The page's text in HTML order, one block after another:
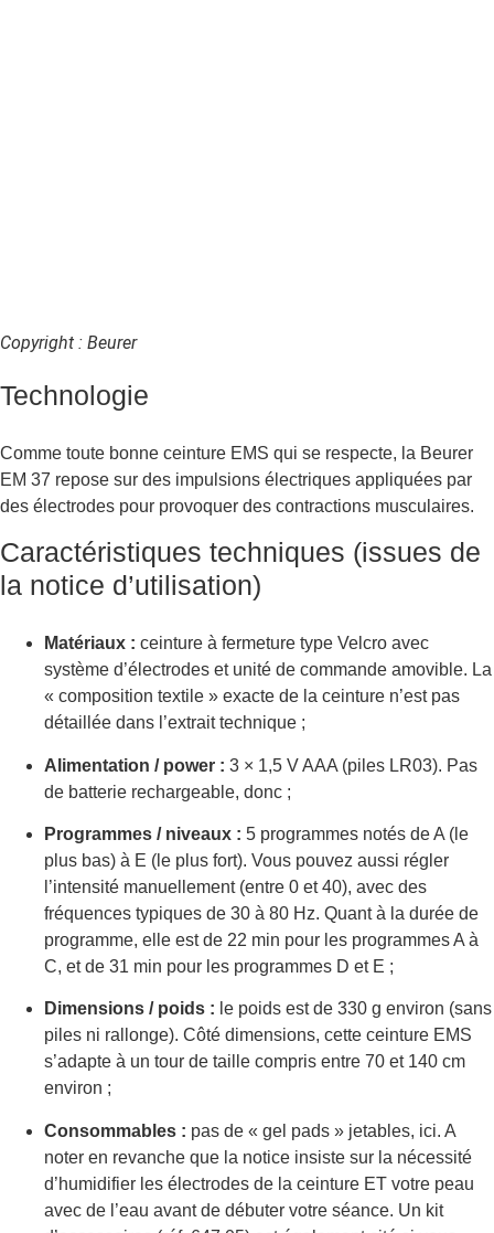
Copyright : Beurer
Technologie
Comme toute bonne ceinture EMS qui se respecte, la Beurer
EM 37 repose sur des impulsions électriques appliquées par
des électrodes pour provoquer des contractions musculaires.
Caractéristiques techniques (issues de
la notice d’utilisation)
Matériaux : ceinture à fermeture type Velcro avec
système d’électrodes et unité de commande amovible. La
« composition textile » exacte de la ceinture n’est pas
détaillée dans l’extrait technique ;
Alimentation / power : 3 × 1,5 V AAA (piles LR03). Pas
de batterie rechargeable, donc ;
Programmes / niveaux : 5 programmes notés de A (le
plus bas) à E (le plus fort). Vous pouvez aussi régler
l’intensité manuellement (entre 0 et 40), avec des
fréquences typiques de 30 à 80 Hz. Quant à la durée de
programme, elle est de 22 min pour les programmes A à
C, et de 31 min pour les programmes D et E ;
Dimensions / poids : le poids est de 330 g environ (sans
piles ni rallonge). Côté dimensions, cette ceinture EMS
s’adapte à un tour de taille compris entre 70 et 140 cm
environ ;
Consommables : pas de « gel pads » jetables, ici. A
noter en revanche que la notice insiste sur la nécessité
d’humidifier les électrodes de la ceinture ET votre peau
avec de l’eau avant de débuter votre séance. Un kit